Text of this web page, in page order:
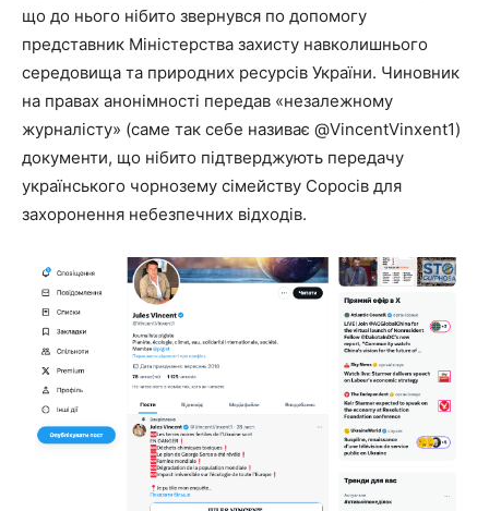
що до нього нібито звернувся по допомогу
представник Міністерства захисту навколишнього
середовища та природних ресурсів України. Чиновник
на правах анонімності передав «незалежному
журналісту» (саме так себе називає @VincentVinxent1)
документи, що нібито підтверджують передачу
українського чорнозему сімейству Соросів для
захоронення небезпечних відходів.